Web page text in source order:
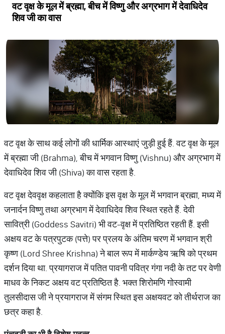
वट वृक्ष के मूल में ब्रह्मा, बीच में विष्णु और अग्रभाग में देवाधिदेव
शिव जी का वास
वट वृक्ष के साथ कई लोगों की धार्मिक आस्थाएं जुड़ी हुई हैं. वट वृक्ष के मूल
में ब्रह्मा जी (Brahma), बीच में भगवान विष्णु (Vishnu) और अग्रभाग में
देवाधिदेव शिव जी (Shiva) का वास रहता है.
वट वृक्ष देववृक्ष कहलाता है क्योंकि इस वृक्ष के मूल में भगवान ब्रह्मा, मध्य में
जनार्दन विष्णु तथा अग्रभाग में देवाधिदेव शिव स्थित रहते हैं. देवी
सावित्री (Goddess Savitri) भी वट-वृक्ष में प्रतिष्ठित रहती हैं. इसी
अक्षय वट के पत्रपुटक (पत्ते) पर प्रलय के अंतिम चरण में भगवान श्री
कृष्ण (Lord Shree Krishna) ने बाल रूप में मार्कण्डेय ऋषि को प्रथम
दर्शन दिया था. प्रयागराज में पतित पावनी पवित्र गंगा नदी के तट पर वेणी
माधव के निकट अक्षय वट प्रतिष्ठित है. भक्त शिरोमणि गोस्वामी
तुलसीदास जी ने प्रयागराज में संगम स्थित इस अक्षयवट को तीर्थराज का
छत्र कहा है.